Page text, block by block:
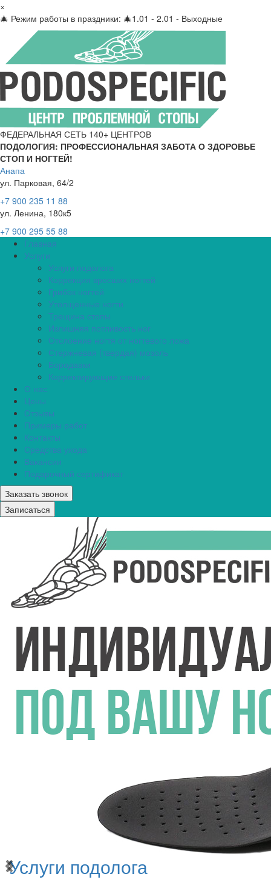
×
🎄 Режим работы в праздники: 🎄1.01 - 2.01 - Выходные
ФЕДЕРАЛЬНАЯ СЕТЬ 140+ ЦЕНТРОВ
ПОДОЛОГИЯ: ПРОФЕССИОНАЛЬНАЯ ЗАБОТА О ЗДОРОВЬЕ
СТОП И НОГТЕЙ!
Анапа
ул. Парковая, 64/2
+7 900 235 11 88
ул. Ленина, 180к5
+7 900 295 55 88
Главная
Услуги
Услуги подолога
Коррекция вросших ногтей
Грибок ногтей
Утолщенные ногти
Трещина стопы
Излишняя потливость ног
Отслоение ногтя от ногтевого ложа
Стержневая (твердая) мозоль
Бородавки
Корректирующие стельки
О нас
Цены
Отзывы
Примеры работ
Контакты
Средства ухода
Вакансии
Подарочный сертификат
Заказать звонок
Записаться
Услуги подолога